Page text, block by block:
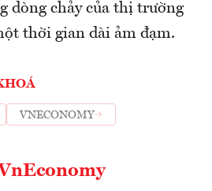
dòng chảy của thị trường
thời gian dài ảm đạm.
VNECONOMY
VnEconomy